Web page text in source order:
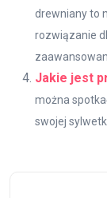
drewniany to
rozwiązanie
Jakie jest
można
swojej